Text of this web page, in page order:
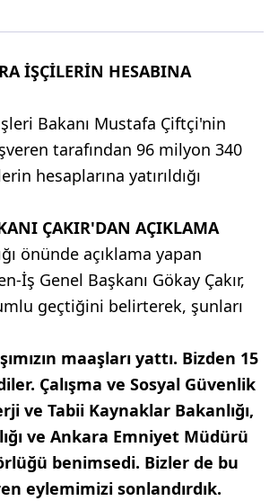
İŞÇİLERİN HESABINA
Bakanı Mustafa Çiftçi'nin
tarafından 96 milyon 340
hesaplarına yatırıldığı
ÇAKIR'DAN AÇIKLAMA
önünde açıklama yapan
İş Genel Başkanı Gökay Çakır,
geçtiğini belirterek, şunları
maaşları yattı. Bizden 15
Çalışma ve Sosyal Güvenlik
ve Tabii Kaynaklar Bakanlığı,
ve Ankara Emniyet Müdürü
benimsedi. Bizler de bu
eylemimizi sonlandırdık.